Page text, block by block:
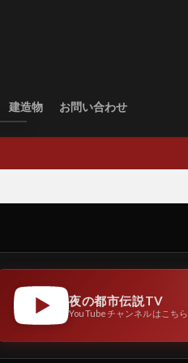
建造物 お問い合わせ
夜の都市伝説TV
YouTubeチャンネルはこちら